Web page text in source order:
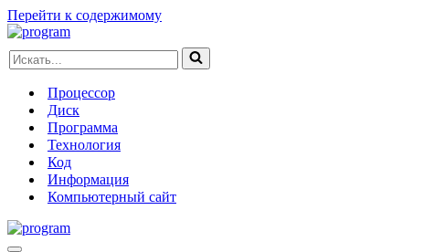
Перейти к содержимому
Искать...
Процессор
Диск
Программа
Технология
Код
Информация
Компьютерный сайт